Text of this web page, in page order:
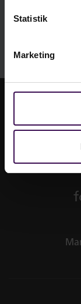
Statistik
Marketing